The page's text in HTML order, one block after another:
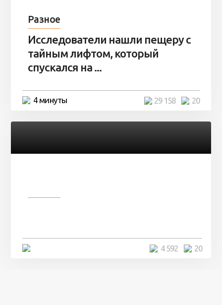
Разное
Исследователи нашли пещеру с
тайным лифтом, который
спускался на ...
4 минуты 20
29 158
20
4 592